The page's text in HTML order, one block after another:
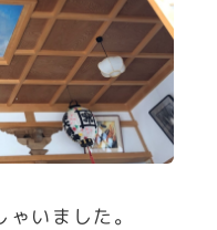
いました。